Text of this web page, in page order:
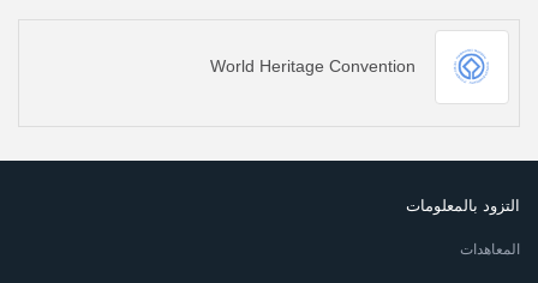
World Heritage Convention
التزود بالمعلومات
المعاهدات